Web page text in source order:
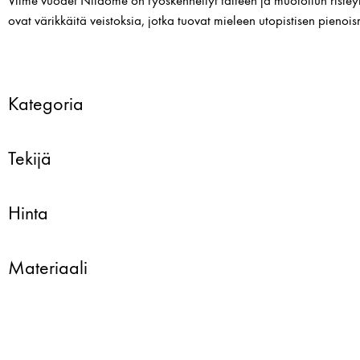
ovat värikkäitä veistoksia, jotka tuovat mieleen utopistisen
Kategoria
Tekijä
Hinta
Materiaali